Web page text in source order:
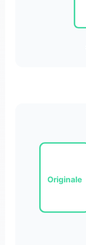
Originale